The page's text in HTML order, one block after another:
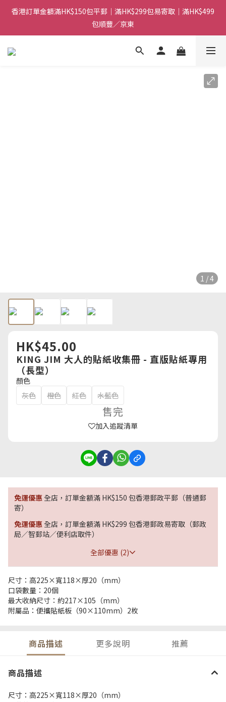
香港訂單金額滿HK$150包平郵｜滿HK$299包易寄取｜滿HK$499
包順豐／京東
香港訂單金額滿HK$150包平郵｜滿HK$299包易寄取｜滿HK$499
包順豐／京東
【網店限定！】指定清貨商品每消費HK$100即享購物金HK$50回
香港訂單金額滿HK$150包平郵｜滿HK$299包易寄取｜滿HK$499
1 / 4
HK$45.00
KING JIM 大人的貼紙收集冊 - 直版貼紙專用
（長型）
顏色
灰色
橙色 紅色 水藍色
售完
加入追蹤清單
免運優惠全店，訂單金額滿 HK$150 包香港郵政平郵（普通郵
寄）
免運優惠全店，訂單金額滿 HK$299 包香港郵政易寄取（郵政
局／智郵站／便利店取件）
全部優惠 (2)
尺寸：高225×寬118×厚20（mm）
口袋數量：20個
最大收納尺寸：約217×105（mm）
附屬品：便攜貼紙板（90×110mm）2枚
商品描述 更多說明 推薦
商品描述
尺寸：高225×寬118×厚20（mm）